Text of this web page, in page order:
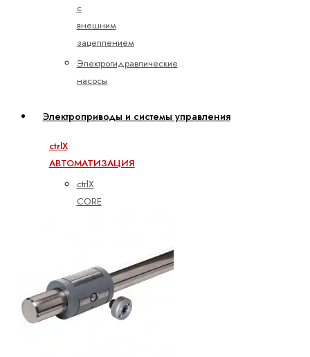
с
внешним
зацеплением
Электрогидравлические
насосы
Электроприводы и системы управления
ctrlX
АВТОМАТИЗАЦИЯ
ctrlX
CORE
HMI
ctrlX
IOT